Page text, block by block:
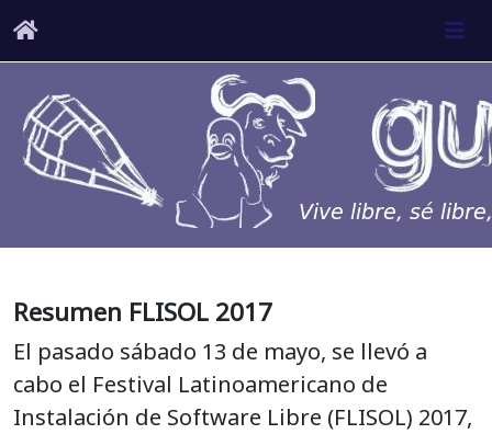
Resumen FLISOL 2017
El pasado sábado 13 de mayo, se llevó a
cabo el Festival Latinoamericano de
Instalación de Software Libre (FLISOL) 2017,